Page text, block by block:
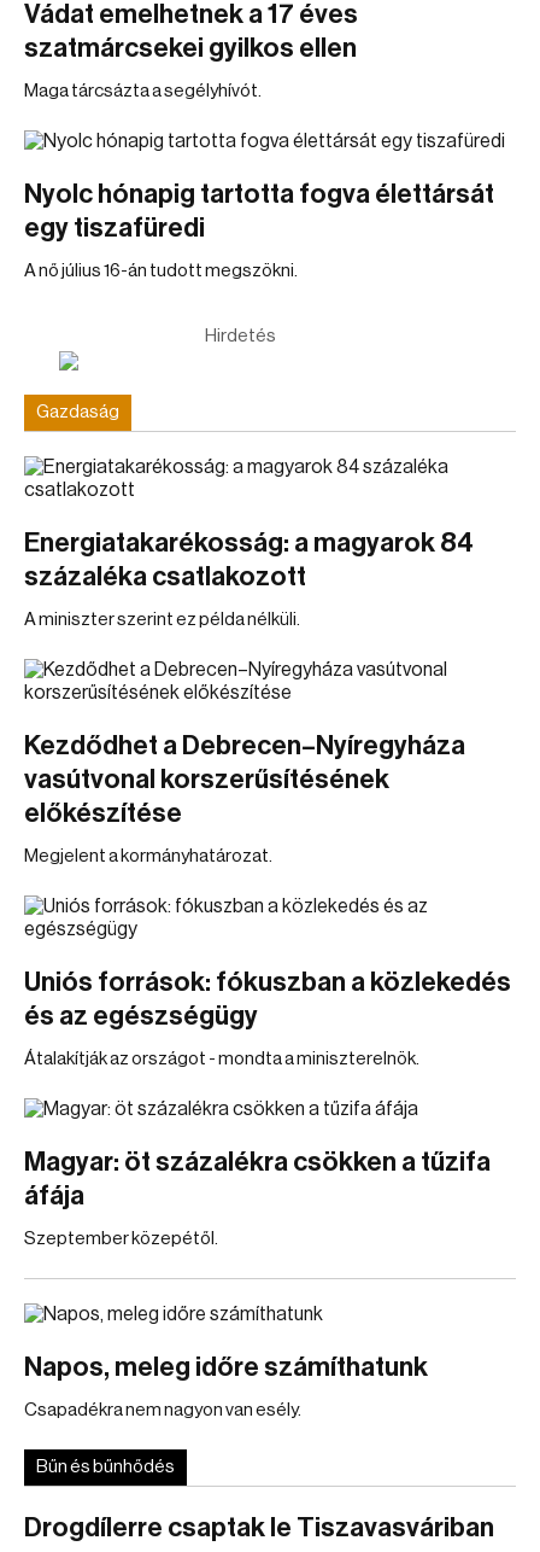
Vádat emelhetnek a 17 éves
szatmárcsekei gyilkos ellen
Maga tárcsázta a segélyhívót.
Nyolc hónapig tartotta fogva élettársát
egy tiszafüredi
A nő július 16-án tudott megszökni.
Hirdetés
Gazdaság
Energiatakarékosság: a magyarok 84
százaléka csatlakozott
A miniszter szerint ez példa nélküli.
Kezdődhet a Debrecen–Nyíregyháza
vasútvonal korszerűsítésének
előkészítése
Megjelent a kormányhatározat.
Uniós források: fókuszban a közlekedés
és az egészségügy
Átalakítják az országot - mondta a miniszterelnök.
Magyar: öt százalékra csökken a tűzifa
áfája
Szeptember közepétől.
Napos, meleg időre számíthatunk
Csapadékra nem nagyon van esély.
Bűn és bűnhődés
Drogdílerre csaptak le Tiszavasváriban